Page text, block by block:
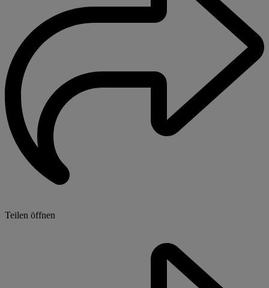
Teilen öffnen